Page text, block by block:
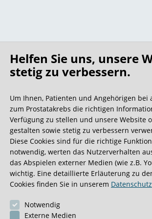
Helfen Sie uns, unsere
stetig zu verbessern.
Um Ihnen, Patienten und Angehörigen bei
zum Prostatakrebs die richtigen
Verfügung zu stellen und unsere Website
gestalten sowie stetig zu verbessern
Diese Cookies sind für die richtige
notwendig, werten das Nutzerverhalten
das Abspielen externer Medien (wie z.B.
wichtig. Eine detaillierte Erläuterung zu
Cookies finden Sie in unserem Datenschutz
Notwendig
Externe Medien